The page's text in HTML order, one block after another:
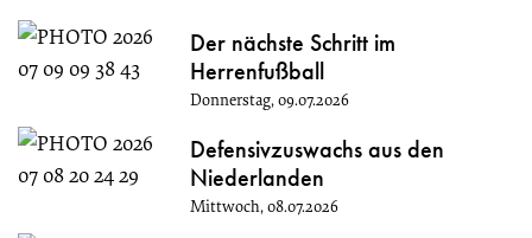
Der nächste Schritt im
Herrenfußball
Donnerstag, 09.07.2026
Defensivzuswachs aus den
Niederlanden
Mittwoch, 08.07.2026